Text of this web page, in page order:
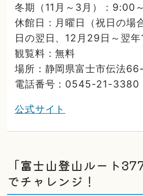
冬期（11月～3月）：9:00
休館日：月曜日（祝日の場
日の翌日、12月29日～翌年
観覧料：無料
場所：静岡県富士市伝法
電話番号：0545-21-3380
公式サイト
「富士山登山ルート
でチャレンジ！